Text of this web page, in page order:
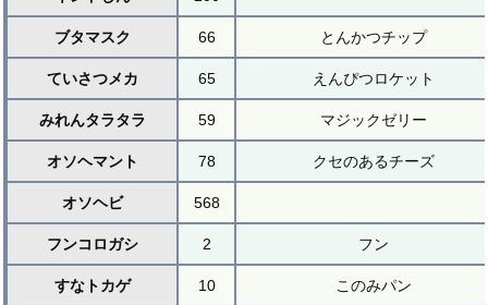
ブタマスク 66 とんかつチップ
ていさつメカ 65 えんぴつロケット
みれんタラタラ 59 マジックゼリー
オソヘマント 78 クセのあるチーズ
オソヘビ 568
フンコロガシ 2 フン
すなトカゲ 10 このみパン